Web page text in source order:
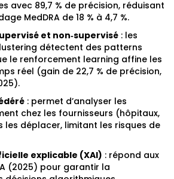
avec 89,7 % de précision, réduisant
MedDRA de 18 % à 4,7 %.
et non‑supervisé : les
détectent des patterns
le renforcement learning affine les
réel (gain de 22,7 % de précision,
: permet d’analyser les
chez les fournisseurs (hôpitaux,
les déplacer, limitant les risques de
explicable (XAI) : répond aux
(2025) pour garantir la